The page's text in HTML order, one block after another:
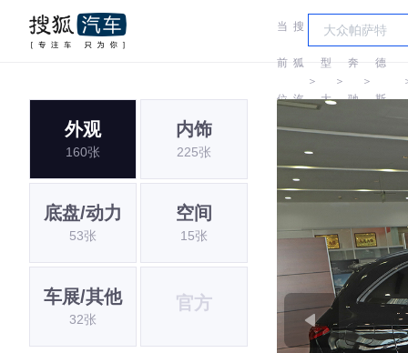
当
前
位
搜
狐
汽
车
＞
车
型
大
全
＞
奔
驰
＞
梅赛
德
斯-
AMG
外观
160张
内饰
225张
底盘/动力
53张
空间
15张
车展/其他
32张
官方